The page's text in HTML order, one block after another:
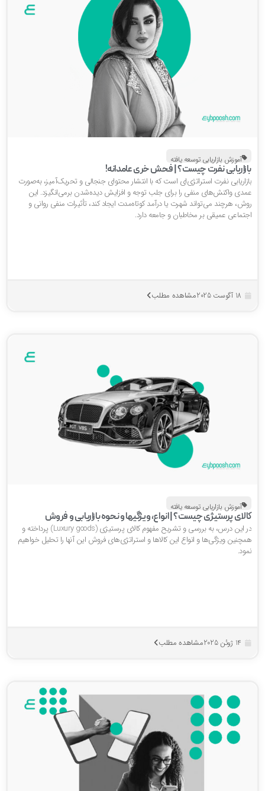
آموزش بازاریابی توسعه یافته
نفرت چیست؟ | فحش خری عامدانه!
نفرت استراتژی‌ای است که با انتشار محتوای جنجالی و تحریک‌آمیز، به‌صورت
واکنش‌های منفی را برای جلب توجه و افزایش دیده‌شدن برمی‌انگیزد. این
هرچند می‌تواند شهرت یا درآمد کوتاه‌مدت ایجاد کند، تأثیرات منفی روانی و
عمیقی بر مخاطبان و جامعه دارد.
مشاهده مطلب
آموزش بازاریابی توسعه یافته
پرستیژی چیست؟ | انواع، ویژگیها و نحوه بازاریابی و فروش
در این درس، به بررسی و تشریح مفهوم کالای پرستیژی (Luxury goods) پرداخته و
ویژگی‌ها و انواع این کالاها و استراتژی‌های فروش این آنها را تحلیل خواهیم
مشاهده مطلب